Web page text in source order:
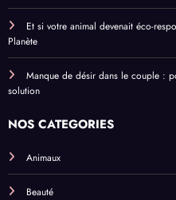
Et si votre animal devenait éco-
Planète
Manque de désir dans le couple :
solution
NOS CATEGORIES
Animaux
Beauté